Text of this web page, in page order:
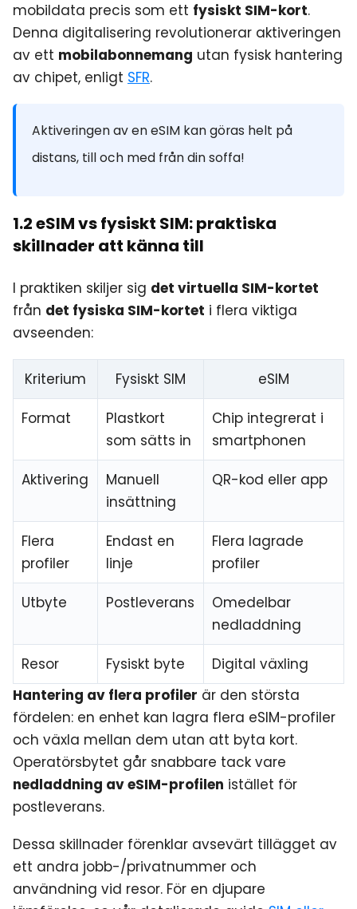
mobildata precis som ett fysiskt SIM-kort.
Denna digitalisering revolutionerar aktiveringen
av ett mobilabonnemang utan fysisk hantering
av chipet, enligt SFR.
Aktiveringen av en eSIM kan göras helt på
distans, till och med från din soffa!
1.2 eSIM vs fysiskt SIM: praktiska
skillnader att känna till
I praktiken skiljer sig det virtuella SIM-kortet
från det fysiska SIM-kortet i flera viktiga
avseenden:
Kriterium Fysiskt SIM eSIM
Format
Plastkort
som sätts in
Chip integrerat i
smartphonen
Aktivering
Manuell
insättning
QR-kod eller app
Flera
profiler
Endast en
linje
Flera lagrade
profiler
Utbyte Postleverans
Omedelbar
nedladdning
Resor Fysiskt byte
Digital växling
Hantering av flera profiler är den största
fördelen: en enhet kan lagra flera eSIM-profiler
och växla mellan dem utan att byta kort.
Operatörsbytet går snabbare tack vare
nedladdning av eSIM-profilen istället för
postleverans.
Dessa skillnader förenklar avsevärt tillägget av
ett andra jobb-/privatnummer och
användning vid resor. För en djupare